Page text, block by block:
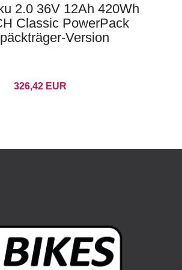
2.0 36V 12Ah 420Wh
Classic PowerPack
Version
326,42 EUR